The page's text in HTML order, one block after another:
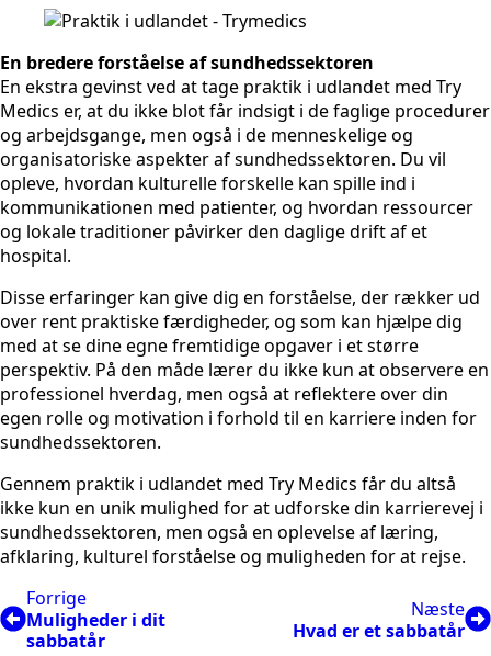
En bredere forståelse af sundhedssektoren
En ekstra gevinst ved at tage praktik i udlandet med Try
Medics er, at du ikke blot får indsigt i de faglige procedurer
og arbejdsgange, men også i de menneskelige og
organisatoriske aspekter af sundhedssektoren. Du vil
opleve, hvordan kulturelle forskelle kan spille ind i
kommunikationen med patienter, og hvordan ressourcer
og lokale traditioner påvirker den daglige drift af et
hospital.
Disse erfaringer kan give dig en forståelse, der rækker ud
over rent praktiske færdigheder, og som kan hjælpe dig
med at se dine egne fremtidige opgaver i et større
perspektiv. På den måde lærer du ikke kun at observere en
professionel hverdag, men også at reflektere over din
egen rolle og motivation i forhold til en karriere inden for
sundhedssektoren.
Gennem praktik i udlandet med Try Medics får du altså
ikke kun en unik mulighed for at udforske din karrierevej i
sundhedssektoren, men også en oplevelse af læring,
afklaring, kulturel forståelse og muligheden for at rejse.
Forrige
Muligheder i dit
sabbatår
Næste
Hvad er et sabbatår